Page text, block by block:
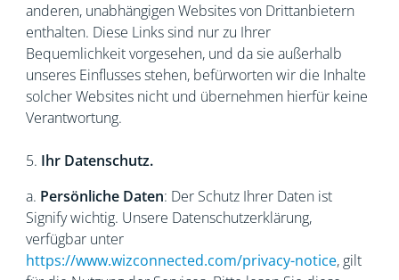
anderen, unabhängigen Websites von Drittanbietern
enthalten. Diese Links sind nur zu Ihrer
Bequemlichkeit vorgesehen, und da sie außerhalb
unseres Einflusses stehen, befürworten wir die Inhalte
solcher Websites nicht und übernehmen hierfür keine
Verantwortung.
5. Ihr Datenschutz.
a. Persönliche Daten: Der Schutz Ihrer Daten ist
Signify wichtig. Unsere Datenschutzerklärung,
verfügbar unter
https://www.wizconnected.com/privacy-notice, gilt